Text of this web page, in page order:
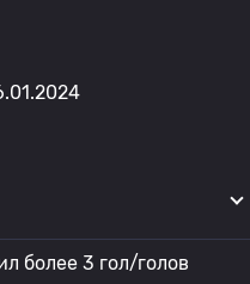
более 3 гол/голов